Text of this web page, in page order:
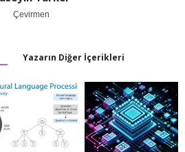
Çevirmen
Yazarın Diğer İçerikleri